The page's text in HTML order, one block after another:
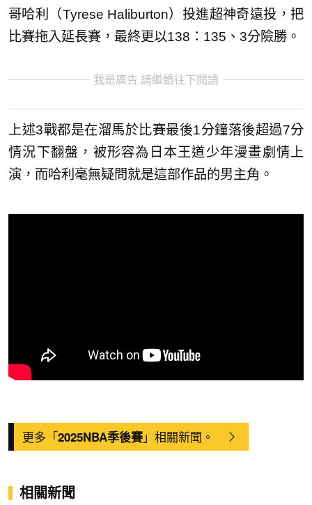
哥哈利（Tyrese Haliburton）投進超神奇遠投，把
比賽拖入延長賽，最終更以138：135、3分險勝。
我是廣告 請繼續往下閱讀
上述3戰都是在溜馬於比賽最後1分鐘落後超過7分
情況下翻盤，被形容為日本王道少年漫畫劇情上
演，而哈利毫無疑問就是這部作品的男主角。
更多「2025NBA季後賽」相關新聞。
相關新聞